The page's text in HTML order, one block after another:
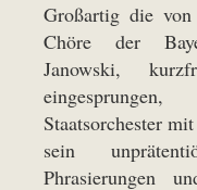
Großartig die von
Chöre der
Janowski,
Staatsorchester
sein
Phrasierungen